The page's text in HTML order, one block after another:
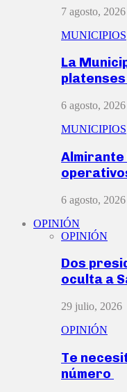
7 agosto, 2026
MUNICIPIOS
La
6 agosto, 2026
MUNICIPIOS
6 agosto, 2026
OPINIÓN
OPINIÓN
Dos
oculta a
29 julio, 2026
OPINIÓN
Te
número